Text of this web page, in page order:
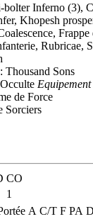
Inferno (3),
Khopesh
Rubricae,
: Thousand Sons
Equipement
de Force
Sorciers
CO
1
A C/T F PA D